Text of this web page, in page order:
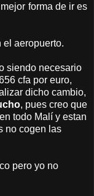
forma de ir es
el aeropuerto.
siendo necesario
cfa por euro,
dicho cambio,
, pues creo que
todo Malí y estan
no cogen las
pero yo no